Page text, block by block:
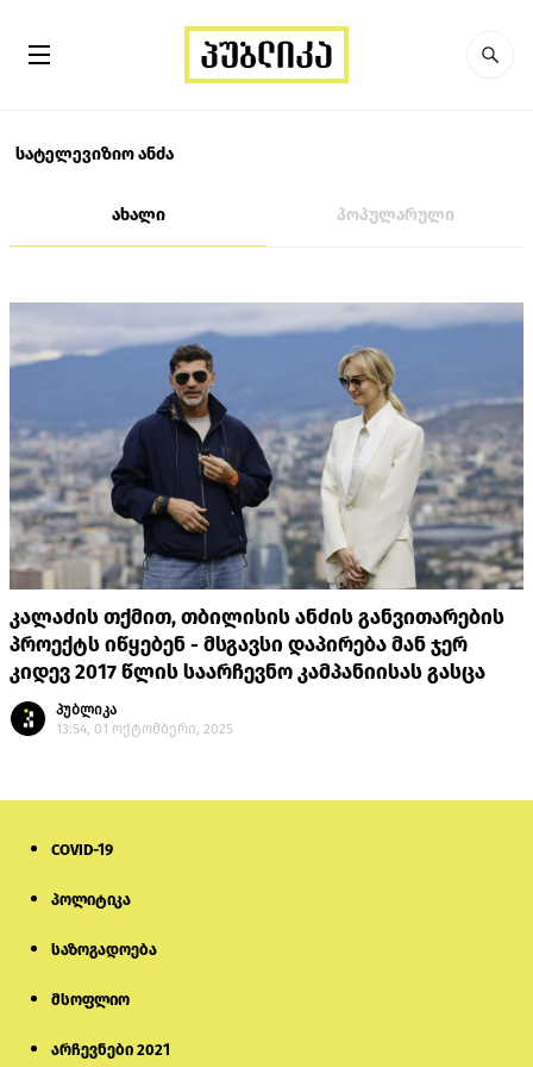
სატელევიზიო ანძა
ახალი პოპულარული
კალაძის თქმით, თბილისის ანძის განვითარების
პროექტს იწყებენ - მსგავსი დაპირება მან ჯერ
კიდევ 2017 წლის საარჩევნო კამპანიისას გასცა
პუბლიკა
13:54, 01 ოქტომბერი, 2025
COVID-19
პოლიტიკა
საზოგადოება
მსოფლიო
არჩევნები 2021